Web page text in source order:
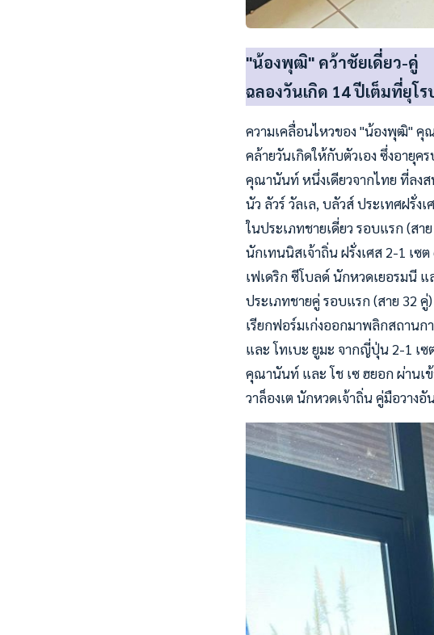
"น้องพุฒิ" คว้าชัยเดี่ยว-คู่
ฉลองวันเกิด 14 ปีเต็มที่ยุโร
ความเคลื่อนไหวของ "น้องพุฒิ" คุ
คล้ายวันเกิดให้กับตัวเอง ซึ่งอายุ
คุณานันท์ หนึ่งเดียวจากไทย ที่ลงส
นัว ลัวร์ วัลเล, บลัวส์ ประเทศฝรั่ง
ในประเภทชายเดี่ยว รอบแรก (ส
นักเทนนิสเจ้าถิ่น ฝรั่งเศส 2-1 เ
เฟเดริก ซีโบลด์ นักหวดเยอรมนี
ประเภทชายคู่ รอบแรก (สาย 32
เรียกฟอร์มเก่งออกมาพลิกสถาน
และ โทเบะ ยูมะ จากญี่ปุ่น 2-1 เ
คุณานันท์ และ โช เซ ฮยอก ผ่านเ
วาล็องเต นักหวดเจ้าถิ่น คู่มือวาง